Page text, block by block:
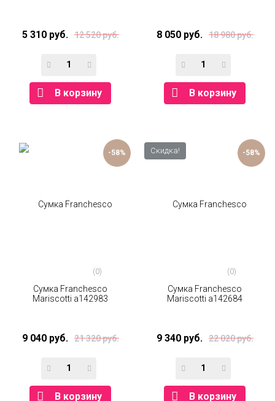
5 310 руб. 12 520 руб.
В корзину
8 050 руб. 18 980 руб.
В корзину
-58%
(0)
Сумка Franchesco
Mariscotti а142983
9 040 руб. 21 320 руб.
В корзину
Скидка! -58%
(0)
Сумка Franchesco
Mariscotti а142684
9 340 руб. 22 020 руб.
В корзину